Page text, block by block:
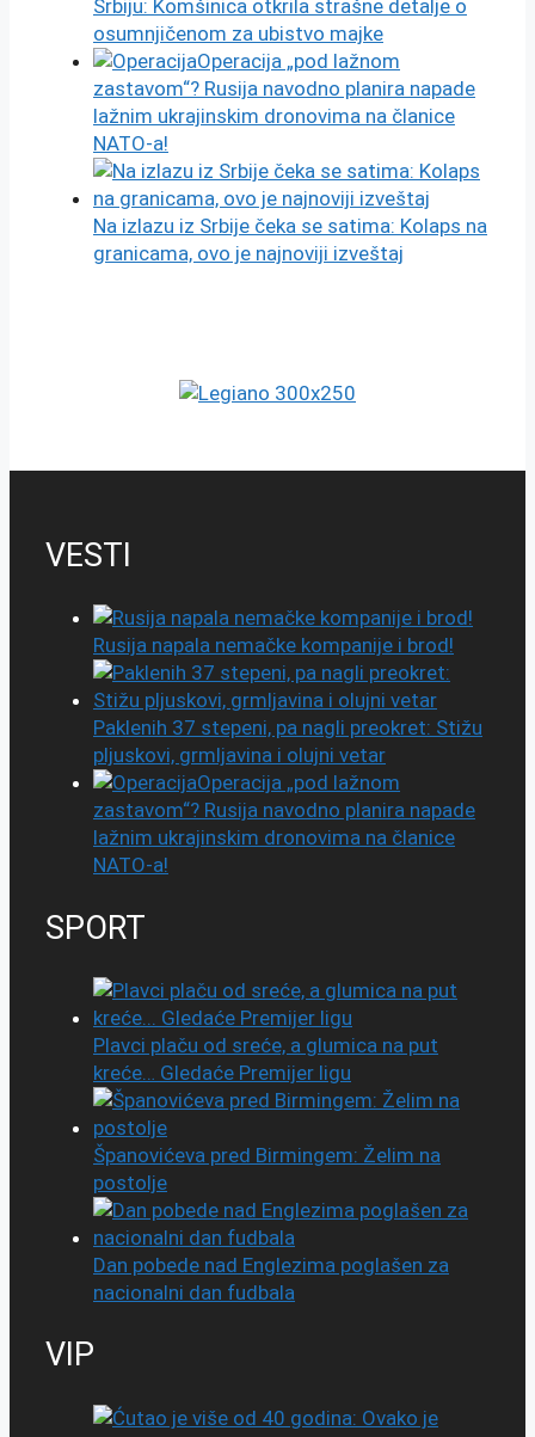
Srbiju: Komšinica otkrila strašne detalje o
osumnjičenom za ubistvo majke
Operacija „pod lažnom
zastavom“? Rusija navodno planira napade
lažnim ukrajinskim dronovima na članice
NATO-a!
Na izlazu iz Srbije čeka se satima: Kolaps na
granicama, ovo je najnoviji izveštaj
VESTI
Rusija napala nemačke kompanije i brod!
Paklenih 37 stepeni, pa nagli preokret: Stižu
pljuskovi, grmljavina i olujni vetar
Operacija „pod lažnom
zastavom“? Rusija navodno planira napade
lažnim ukrajinskim dronovima na članice
NATO-a!
SPORT
Plavci plaču od sreće, a glumica na put
kreće… Gledaće Premijer ligu
Španovićeva pred Birmingem: Želim na
postolje
Dan pobede nad Englezima poglašen za
nacionalni dan fudbala
VIP